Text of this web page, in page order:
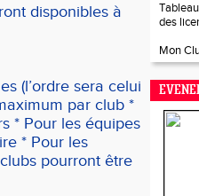
disponibles à
(l’ordre sera celui
par club *
* Pour les équipes
* Pour les
pourront être
des
Mon